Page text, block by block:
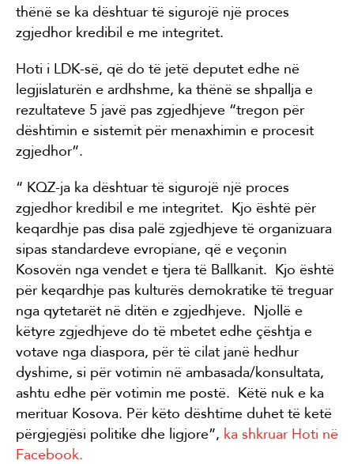
thënë se ka dështuar të sigurojë një proces
zgjedhor kredibil e me integritet.
Hoti i LDK-së, që do të jetë deputet edhe në
legjislaturën e ardhshme, ka thënë se shpallja e
rezultateve 5 javë pas zgjedhjeve “tregon për
dështimin e sistemit për menaxhimin e procesit
zgjedhor”.
“ KQZ-ja ka dështuar të sigurojë një proces
zgjedhor kredibil e me integritet. Kjo është për
keqardhje pas disa palë zgjedhjeve të organizuara
sipas standardeve evropiane, që e veçonin
Kosovën nga vendet e tjera të Ballkanit. Kjo është
për keqardhje pas kulturës demokratike të treguar
nga qytetarët në ditën e zgjedhjeve. Njollë e
këtyre zgjedhjeve do të mbetet edhe çështja e
votave nga diaspora, për të cilat janë hedhur
dyshime, si për votimin në ambasada/konsultata,
ashtu edhe për votimin me postë. Këtë nuk e ka
merituar Kosova. Për këto dështime duhet të ketë
përgjegjësi politike dhe ligjore”, ka shkruar Hoti në
Facebook.